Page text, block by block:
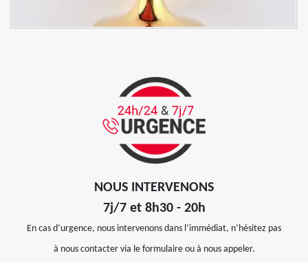
NOUS INTERVENONS
7j/7 et 8h30 - 20h
En cas d’urgence, nous intervenons dans l’immédiat, n’hésitez pas
à nous contacter via le formulaire ou à nous appeler.